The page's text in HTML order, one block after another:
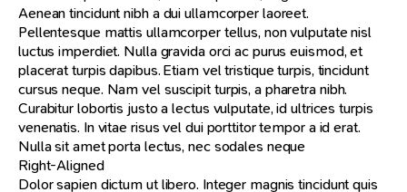
Aenean tincidunt nibh a dui ullamcorper laoreet.
Pellentesque mattis ullamcorper tellus, non vulputate nisl
luctus imperdiet. Nulla gravida orci ac purus euismod, et
placerat turpis dapibus. Etiam vel tristique turpis, tincidunt
cursus neque. Nam vel suscipit turpis, a pharetra nibh.
Curabitur lobortis justo a lectus vulputate, id ultrices turpis
venenatis. In vitae risus vel dui porttitor tempor a id erat.
Nulla sit amet porta lectus, nec sodales neque
Right-Aligned
Dolor sapien dictum ut libero. Integer magnis tincidunt quis